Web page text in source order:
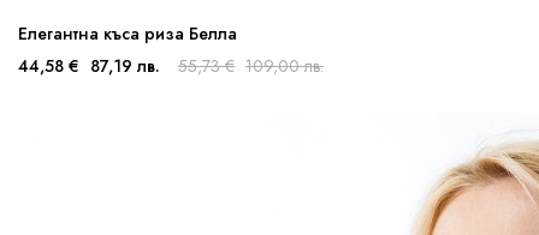
Елегантна къса риза Белла
44,58 € 87,19 лв. 55,73 € 109,00 лв.